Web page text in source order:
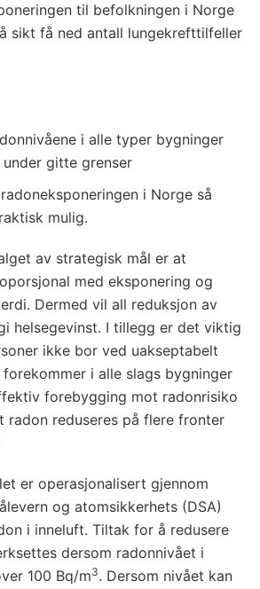
til befolkningen i Norge
sikt få ned antall lungekrefttilfeller
i alle typer bygninger
gitte grenser
i Norge så
mulig.
av strategisk mål er at
med eksponering og
Dermed vil all reduksjon av
helsegevinst. I tillegg er det viktig
ikke bor ved uakseptabelt
forekommer i alle slags bygninger
forebygging mot radonrisiko
reduseres på flere fronter
er operasjonalisert gjennom
og atomsikkerhets (DSA)
i inneluft. Tiltak for å redusere
dersom radonnivået i
100 Bq/m3. Dersom nivået kan